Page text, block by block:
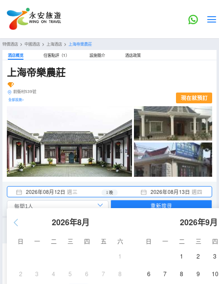
特價酒店 > 中國酒店 > 上海酒店 > 上海帝樂農莊
酒店概览 住客點評（1） 設施簡介 酒店政策
上海帝樂農莊
前衞村539號
全部設施> 現在就預訂
2026年08月12日 週三 2026年08月13日 週四
1 晚
2026年8月
日 一 二 三 四 五
六
1
2 3 4 5 6 7 8
2026年9月
日 一 二 三
四
1
2 3
6 7 8 9 10
重新搜尋
空調